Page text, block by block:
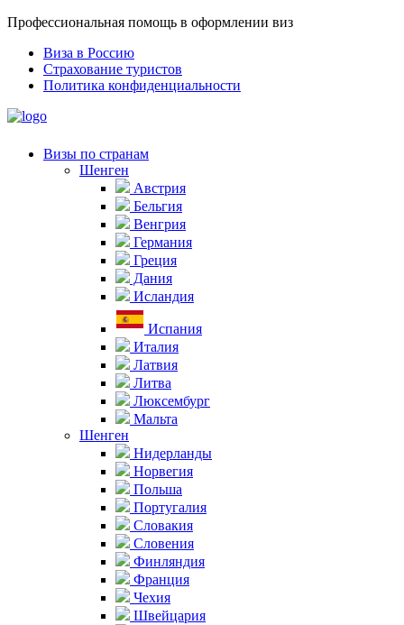
Профессиональная помощь в оформлении виз
Виза в Россию
Страхование туристов
Политика конфиденциальности
Визы по странам
Шенген
Австрия
Бельгия
Венгрия
Германия
Греция
Дания
Исландия
Испания
Италия
Латвия
Литва
Люксембург
Мальта
Шенген
Нидерланды
Норвегия
Польша
Португалия
Словакия
Словения
Финляндия
Франция
Чехия
Швейцария